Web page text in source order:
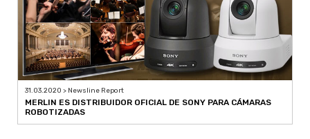
31.03.2020 > Newsline Report
MERLIN ES DISTRIBUIDOR OFICIAL DE SONY PARA CÁMARAS
ROBOTIZADAS